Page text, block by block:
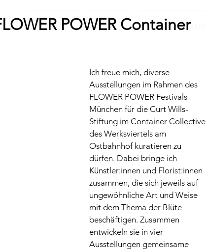
ABOUT ART VITA & EXHIBITIONS
POWER Container
Ich freue mich, diverse
Ausstellungen im Rahmen des
FLOWER POWER Festivals
München für die Curt Wills-
Stiftung im Container Collective
des Werksviertels am
Ostbahnhof kuratieren zu
dürfen. Dabei bringe ich
Künstler:innen und Florist:innen
zusammen, die sich jeweils auf
ungewöhnliche Art und Weise
mit dem Thema der Blüte
beschäftigen. Zusammen
entwickeln sie in vier
Ausstellungen gemeinsame